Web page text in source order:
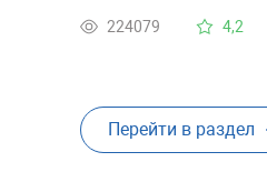
224079 4,2
Перейти в раздел